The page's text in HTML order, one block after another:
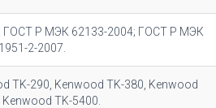
ГОСТ Р МЭК 62133-2004; ГОСТ Р МЭК
2-2007.
TK-290, Kenwood TK-380, Kenwood
TK-5400.